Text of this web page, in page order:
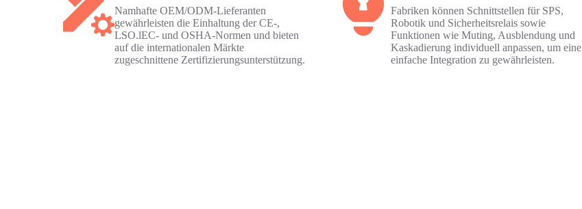
Namhafte OEM/ODM-Lieferanten
gewährleisten die Einhaltung der CE-,
LSO.lEC- und OSHA-Normen und bieten
auf die internationalen Märkte
zugeschnittene Zertifizierungsunterstützung.
Fabriken können Schnittstellen für SPS,
Robotik und Sicherheitsrelais sowie
Funktionen wie Muting, Ausblendung und
Kaskadierung individuell anpassen, um eine
einfache Integration zu gewährleisten.